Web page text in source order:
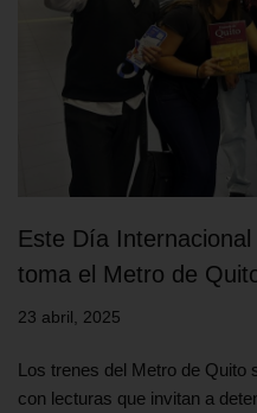
Este Día
toma el Metro de
23 abril, 2025
Los trenes del Metro de Quito
con lecturas que invitan a